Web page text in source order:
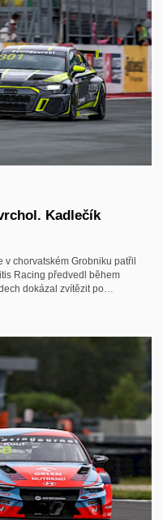
Kadlečík
v chorvatském Grobniku patřil
Racing předvedl během
dokázal zvítězit po…